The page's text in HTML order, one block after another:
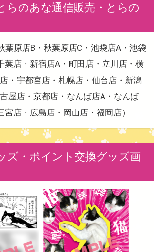
らのあな通信販売・とらの
葉原店B・秋葉原店C・池袋店A・池袋
葉店・新宿店A・町田店・立川店・横
・宇都宮店・札幌店・仙台店・新潟
屋店・京都店・なんば店A・なんば
宮店・広島店・岡山店・福岡店）
ズ・ポイント交換グッズ画